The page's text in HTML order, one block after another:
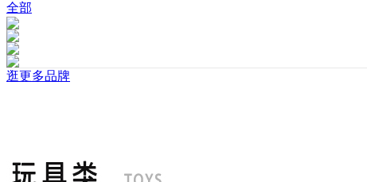
全部
逛更多品牌